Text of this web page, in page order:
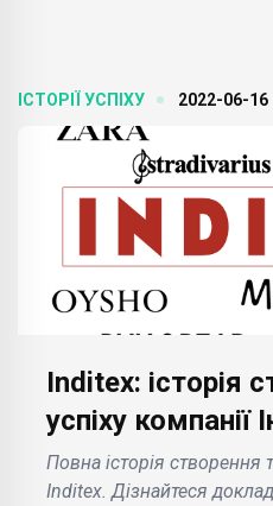
ІСТОРІЇ УСПІХУ 2022-06-16
Inditex: історія
успіху компанії
Повна історія створення
Inditex. Дізнайтеся